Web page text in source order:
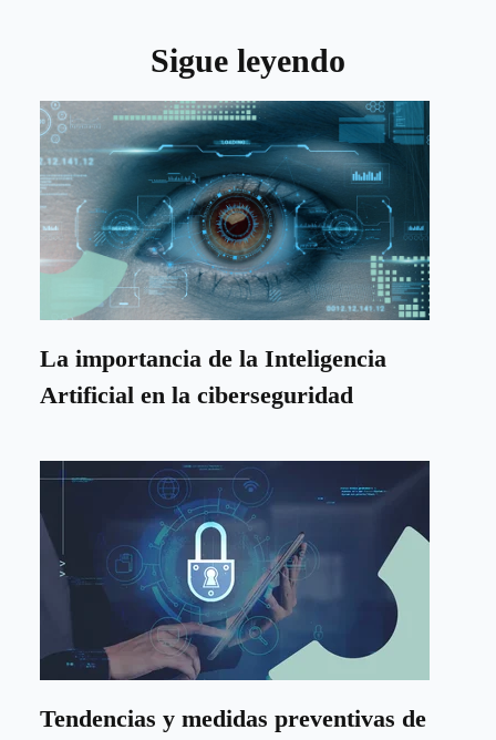
Sigue leyendo
La importancia de la Inteligencia
Artificial en la ciberseguridad
Tendencias y medidas preventivas de